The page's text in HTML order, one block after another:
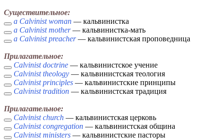
Существительное:
a Calvinist woman — кальвинистка
a Calvinist mother— кальвинистка-мать
a Calvinist preacher— кальвинистская проповедница
Прилагательное:
Calvinist doctrine — кальвинистское учение
Calvinist theology — кальвинистская теология
Calvinist principles — кальвинистские принципы
Calvinist tradition — кальвинистская традиция
Прилагательное:
Calvinist church — кальвинистская церковь
Calvinist congregation — кальвинистская община
Calvinist ministers — кальвинистские пасторы